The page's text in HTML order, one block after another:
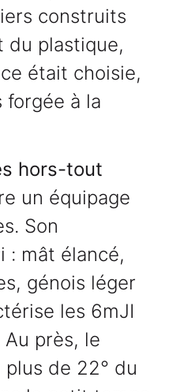
construits
du plastique,
était choisie,
forgée à la
hors-tout
un équipage
Son
: mât élancé,
génois léger
les 6mJI
Au près, le
de 22° du